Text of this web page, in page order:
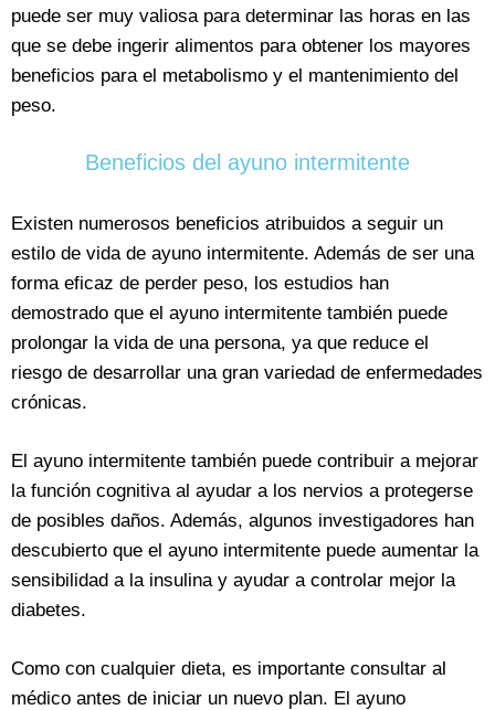
puede ser muy valiosa para determinar las horas en las
que se debe ingerir alimentos para obtener los mayores
beneficios para el metabolismo y el mantenimiento del
peso.
Beneficios del ayuno intermitente
Existen numerosos beneficios atribuidos a seguir un
estilo de vida de ayuno intermitente. Además de ser una
forma eficaz de perder peso, los estudios han
demostrado que el ayuno intermitente también puede
prolongar la vida de una persona, ya que reduce el
riesgo de desarrollar una gran variedad de enfermedades
crónicas.
El ayuno intermitente también puede contribuir a mejorar
la función cognitiva al ayudar a los nervios a protegerse
de posibles daños. Además, algunos investigadores han
descubierto que el ayuno intermitente puede aumentar la
sensibilidad a la insulina y ayudar a controlar mejor la
diabetes.
Como con cualquier dieta, es importante consultar al
médico antes de iniciar un nuevo plan. El ayuno